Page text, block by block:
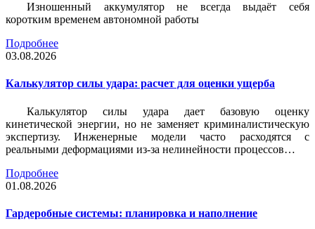
Изношенный аккумулятор не всегда выдаёт себя
коротким временем автономной работы
Подробнее
03.08.2026
Калькулятор силы удара: расчет для оценки ущерба
Калькулятор силы удара дает базовую оценку
кинетической энергии, но не заменяет криминалистическую
экспертизу. Инженерные модели часто расходятся с
реальными деформациями из-за нелинейности процессов…
Подробнее
01.08.2026
Гардеробные системы: планировка и наполнение